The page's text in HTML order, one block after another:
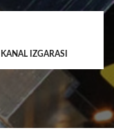
IZGARASI